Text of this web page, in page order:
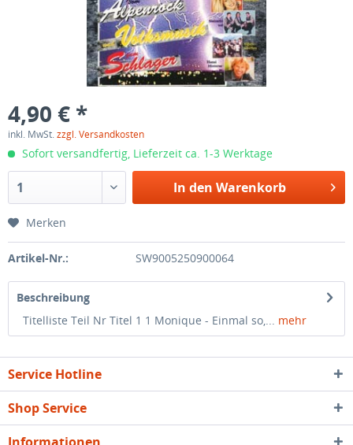
4,90 € *
inkl. MwSt.zzgl. Versandkosten
Sofort versandfertig, Lieferzeit ca. 1-3 Werktage
In den Warenkorb
Merken
Artikel-Nr.: SW9005250900064
Beschreibung
Titelliste Teil Nr Titel 1 1 Monique - Einmal so,... mehr
Service Hotline
Shop Service